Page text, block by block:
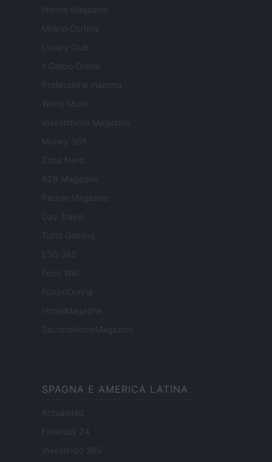
Nonne Magazine
Milano Cortina
Luxury Club
Il Calcio Online
Professione mamma
World Music
Investimenti Magazine
Money 365
Zona Nerd
B2B Magazine
People Magazine
Day Travel
Tutto Gaming
ESG 365
Food Wiki
FuturoDonna
HomeMagazine
SecondHomeMagazine
SPAGNA E AMERICA LATINA
Actualidad
Finanzas 24
Investindo 365